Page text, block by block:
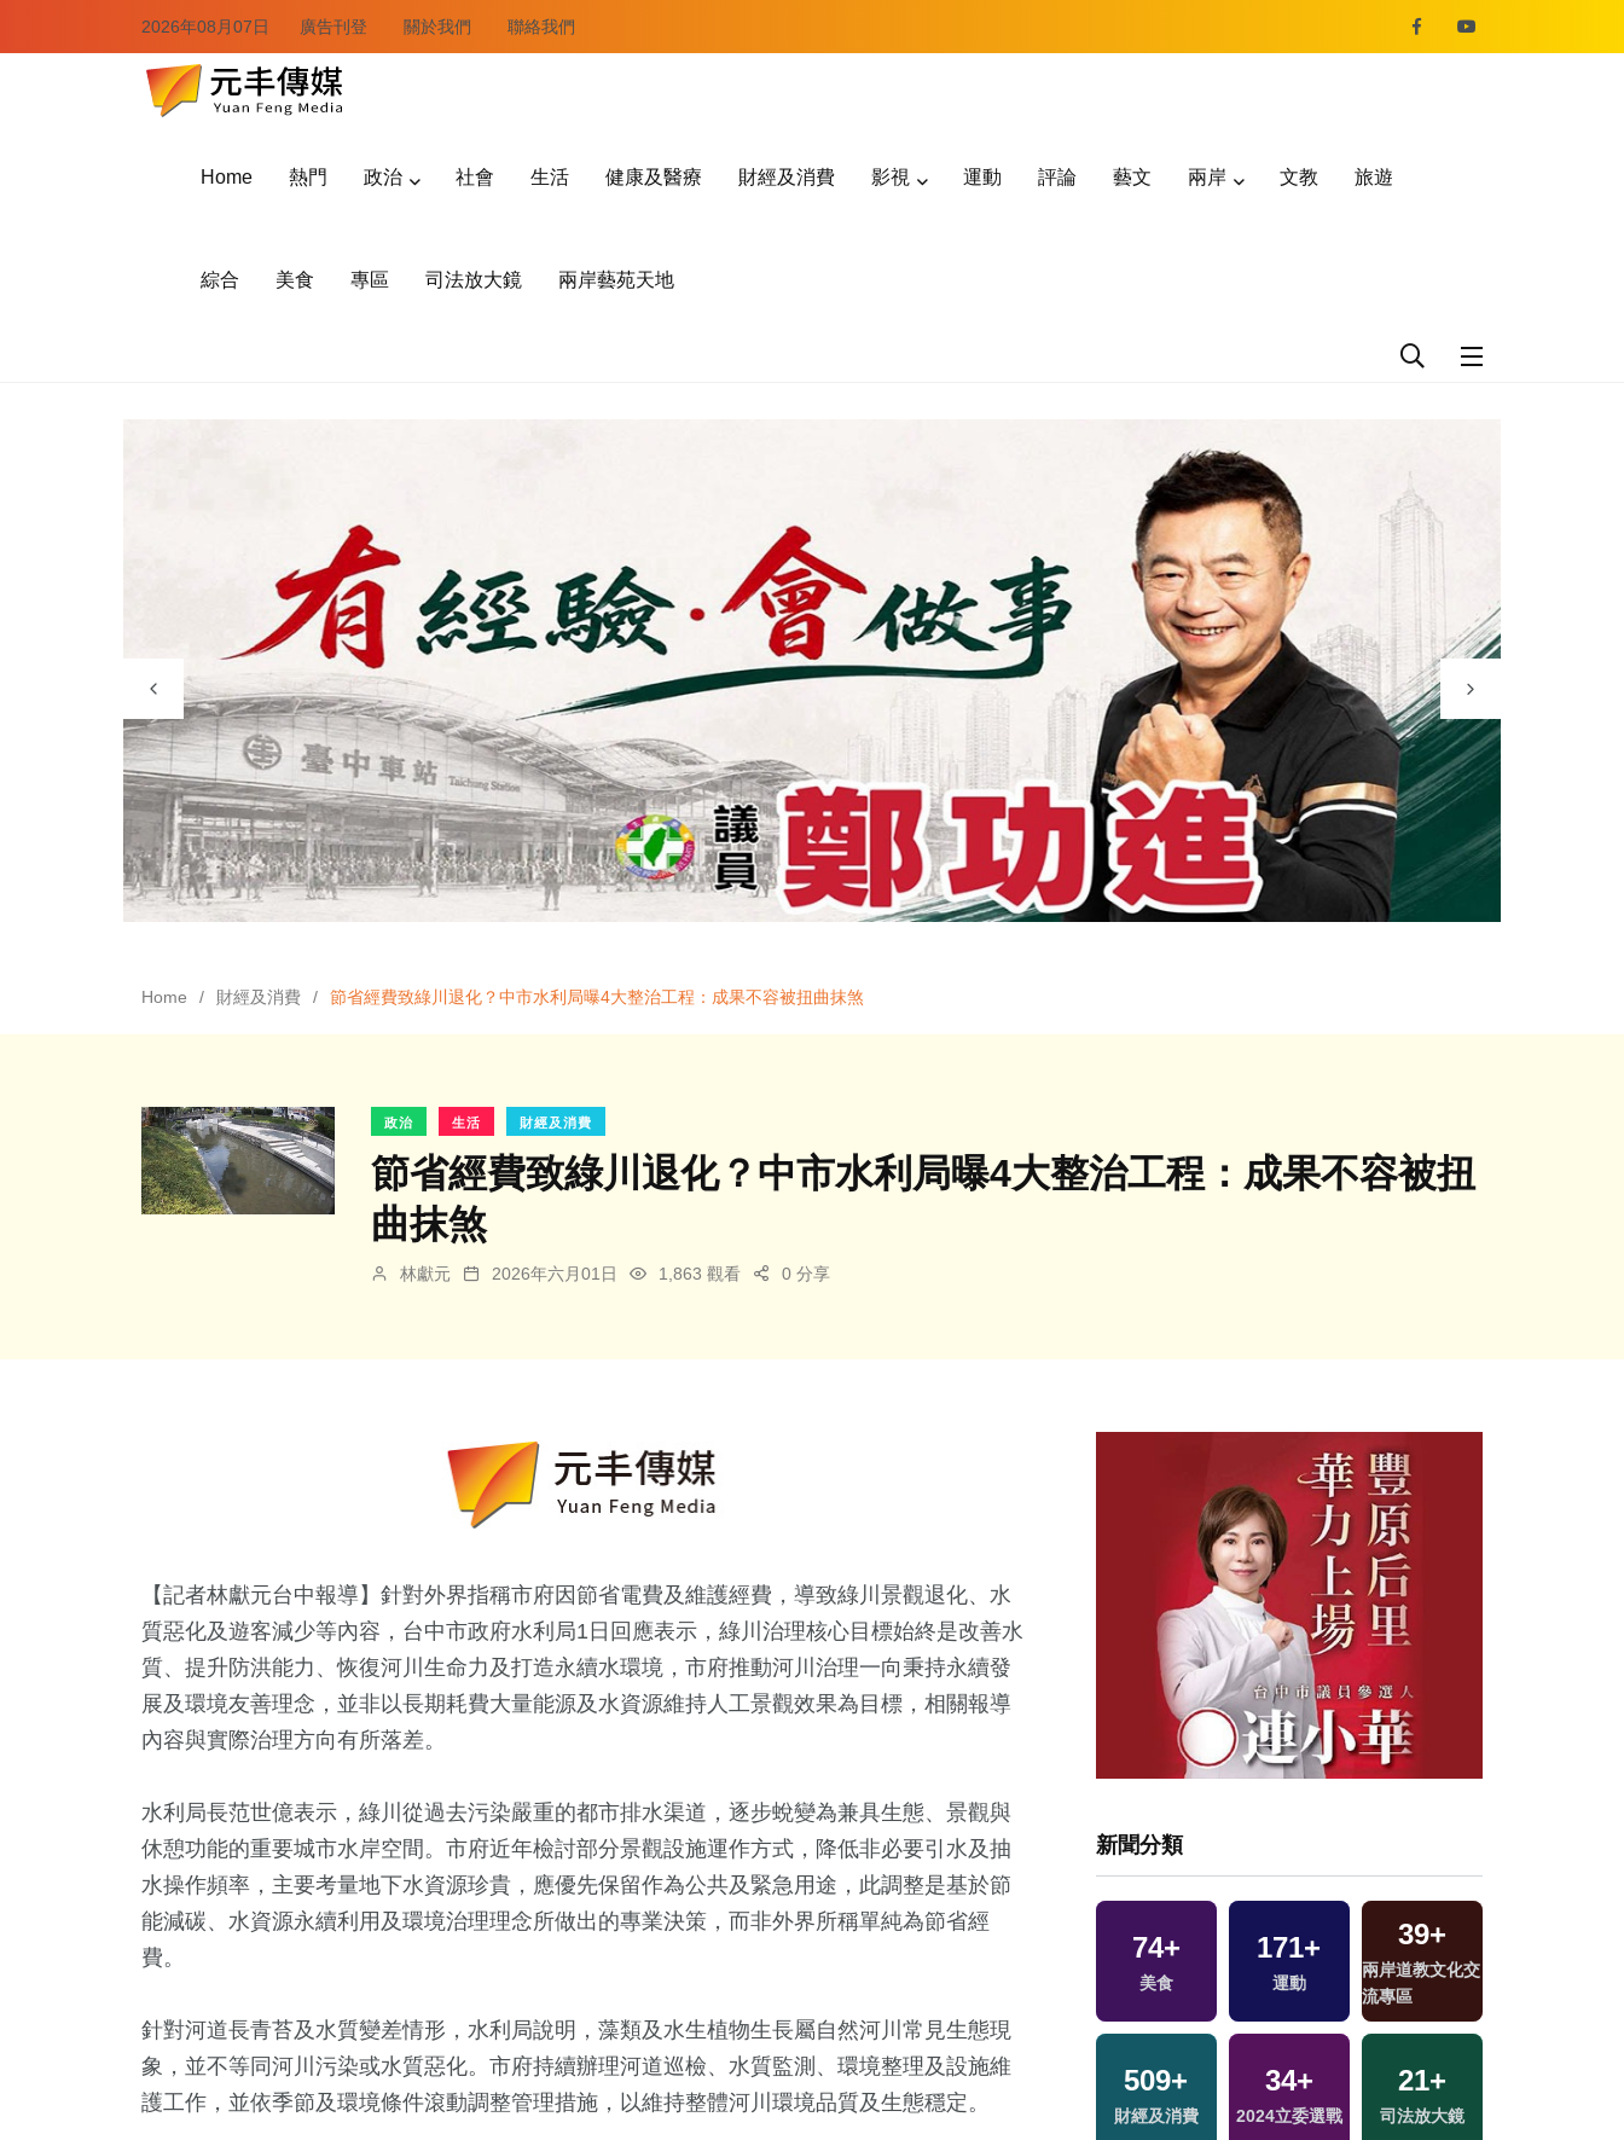
2026年08月07日 廣告刊登 關於我們 聯絡我們
Home 熱門 政治 社會 生活 健康及醫療 財經及消費 影視 運動 評論 藝文 兩岸 文教 旅遊
綜合 美食 專區 司法放大鏡 兩岸藝苑天地
Home 財經及消費 節省經費致綠川退化？中市水利局曝4大整治工程：成果不容被扭曲抹煞
政治 生活 財經及消費
節省經費致綠川退化？中市水利局曝4大整治工程：成果不容被扭
曲抹煞
林獻元 2026年六月01日 1,863 觀看 0 分享
【記者林獻元台中報導】針對外界指稱市府因節省電費及維護經費，導致綠川景觀退化、水
質惡化及遊客減少等內容，台中市政府水利局1日回應表示，綠川治理核心目標始終是改善水
質、提升防洪能力、恢復河川生命力及打造永續水環境，市府推動河川治理一向秉持永續發
展及環境友善理念，並非以長期耗費大量能源及水資源維持人工景觀效果為目標，相關報導
內容與實際治理方向有所落差。
水利局長范世億表示，綠川從過去污染嚴重的都市排水渠道，逐步蛻變為兼具生態、景觀與
休憩功能的重要城市水岸空間。市府近年檢討部分景觀設施運作方式，降低非必要引水及抽
水操作頻率，主要考量地下水資源珍貴，應優先保留作為公共及緊急用途，此調整是基於節
能減碳、水資源永續利用及環境治理理念所做出的專業決策，而非外界所稱單純為節省經
費。
針對河道長青苔及水質變差情形，水利局說明，藻類及水生植物生長屬自然河川常見生態現
象，並不等同河川污染或水質惡化。市府持續辦理河道巡檢、水質監測、環境整理及設施維
護工作，並依季節及環境條件滾動調整管理措施，以維持整體河川環境品質及生態穩定。
新聞分類
+
1400+
社會
688+
文教
1+
2023金鐘獎
509+
財經及消費
34+
2024立委選戰
21
582+
健康及醫療
1666+
生活
17+
評論
4+
流專區
1+
兩岸藝苑天地
705+
綜合